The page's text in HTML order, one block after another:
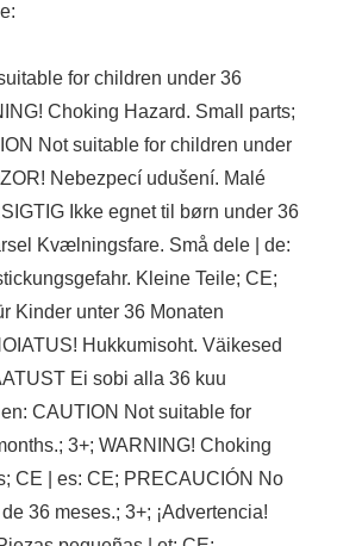
for children under 36
Choking Hazard. Small parts;
Not suitable for children under
Nebezpecí udušení. Malé
Ikke egnet til børn under 36
Kvælningsfare. Små dele | de:
Kleine Teile; CE;
Kinder unter 36 Monaten
Hukkumisoht. Väikesed
Ei sobi alla 36 kuu
CAUTION Not suitable for
3+; WARNING! Choking
CE | es: CE; PRECAUCIÓN No
36 meses.; 3+; ¡Advertencia!